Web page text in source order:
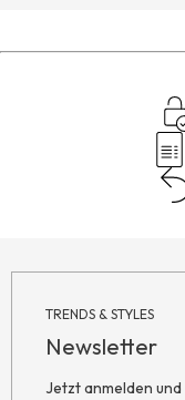
TRENDS & STYLES
Newsletter
Jetzt anmelden und